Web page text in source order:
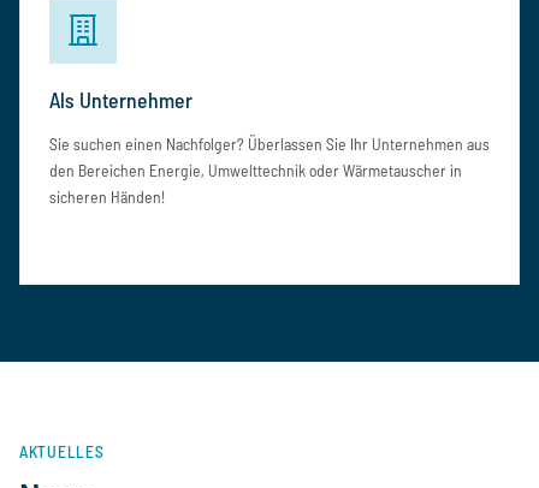
Als Unternehmer
Sie suchen einen Nachfolger? Überlassen Sie Ihr Unternehmen aus
den Bereichen Energie, Umwelttechnik oder Wärmetauscher in
sicheren Händen!
AKTUELLES